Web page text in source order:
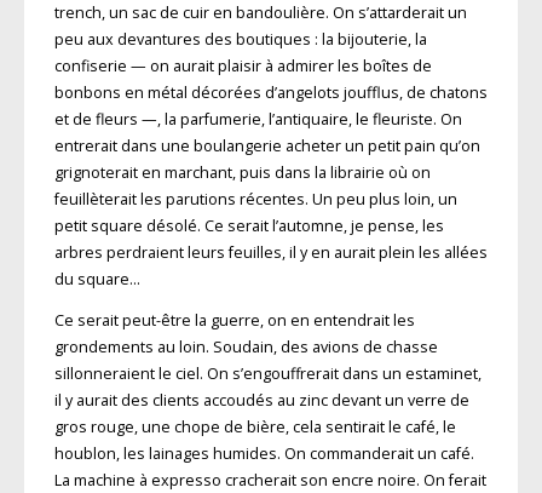
trench, un sac de cuir en bandoulière. On s’attarderait un
peu aux devantures des boutiques : la bijouterie, la
confiserie — on aurait plaisir à admirer les boîtes de
bonbons en métal décorées d’angelots joufflus, de chatons
et de fleurs —, la parfumerie, l’antiquaire, le fleuriste. On
entrerait dans une boulangerie acheter un petit pain qu’on
grignoterait en marchant, puis dans la librairie où on
feuillèterait les parutions récentes. Un peu plus loin, un
petit square désolé. Ce serait l’automne, je pense, les
arbres perdraient leurs feuilles, il y en aurait plein les allées
du square…
Ce serait peut-être la guerre, on en entendrait les
grondements au loin. Soudain, des avions de chasse
sillonneraient le ciel. On s’engouffrerait dans un estaminet,
il y aurait des clients accoudés au zinc devant un verre de
gros rouge, une chope de bière, cela sentirait le café, le
houblon, les lainages humides. On commanderait un café.
La machine à expresso cracherait son encre noire. On ferait